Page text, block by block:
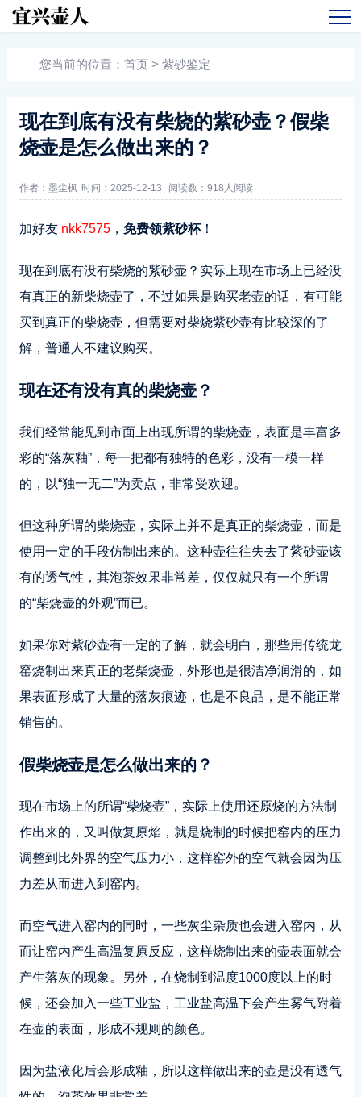
您当前的位置： 首页 > 紫砂鉴定
现在到底有没有柴烧的紫砂壶？假柴
烧壶是怎么做出来的？
作者：墨尘枫 时间：2025-12-13 阅读数： 918人阅读
加好友 nkk7575， 免费领紫砂杯！
现在到底有没有柴烧的紫砂壶？实际上现在市场上已经没
有真正的新柴烧壶了，不过如果是购买老壶的话，有可能
买到真正的柴烧壶，但需要对柴烧紫砂壶有比较深的了
解，普通人不建议购买。
现在还有没有真的柴烧壶？
我们经常能见到市面上出现所谓的柴烧壶，表面是丰富多
彩的“落灰釉”，每一把都有独特的色彩，没有一模一样
的，以“独一无二”为卖点，非常受欢迎。
但这种所谓的柴烧壶，实际上并不是真正的柴烧壶，而是
使用一定的手段仿制出来的。这种壶往往失去了紫砂壶该
有的透气性，其泡茶效果非常差，仅仅就只有一个所谓
的“柴烧壶的外观”而已。
如果你对紫砂壶有一定的了解，就会明白，那些用传统龙
窑烧制出来真正的老柴烧壶，外形也是很洁净润滑的，如
果表面形成了大量的落灰痕迹，也是不良品，是不能正常
销售的。
假柴烧壶是怎么做出来的？
现在市场上的所谓“柴烧壶”，实际上使用还原烧的方法制
作出来的，又叫做复原焰，就是烧制的时候把窑内的压力
调整到比外界的空气压力小，这样窑外的空气就会因为压
力差从而进入到窑内。
而空气进入窑内的同时，一些灰尘杂质也会进入窑内，从
而让窑内产生高温复原反应，这样烧制出来的壶表面就会
产生落灰的现象。另外，在烧制到温度1000度以上的时
候，还会加入一些工业盐，工业盐高温下会产生雾气附着
在壶的表面，形成不规则的颜色。
因为盐液化后会形成釉，所以这样做出来的壶是没有透气